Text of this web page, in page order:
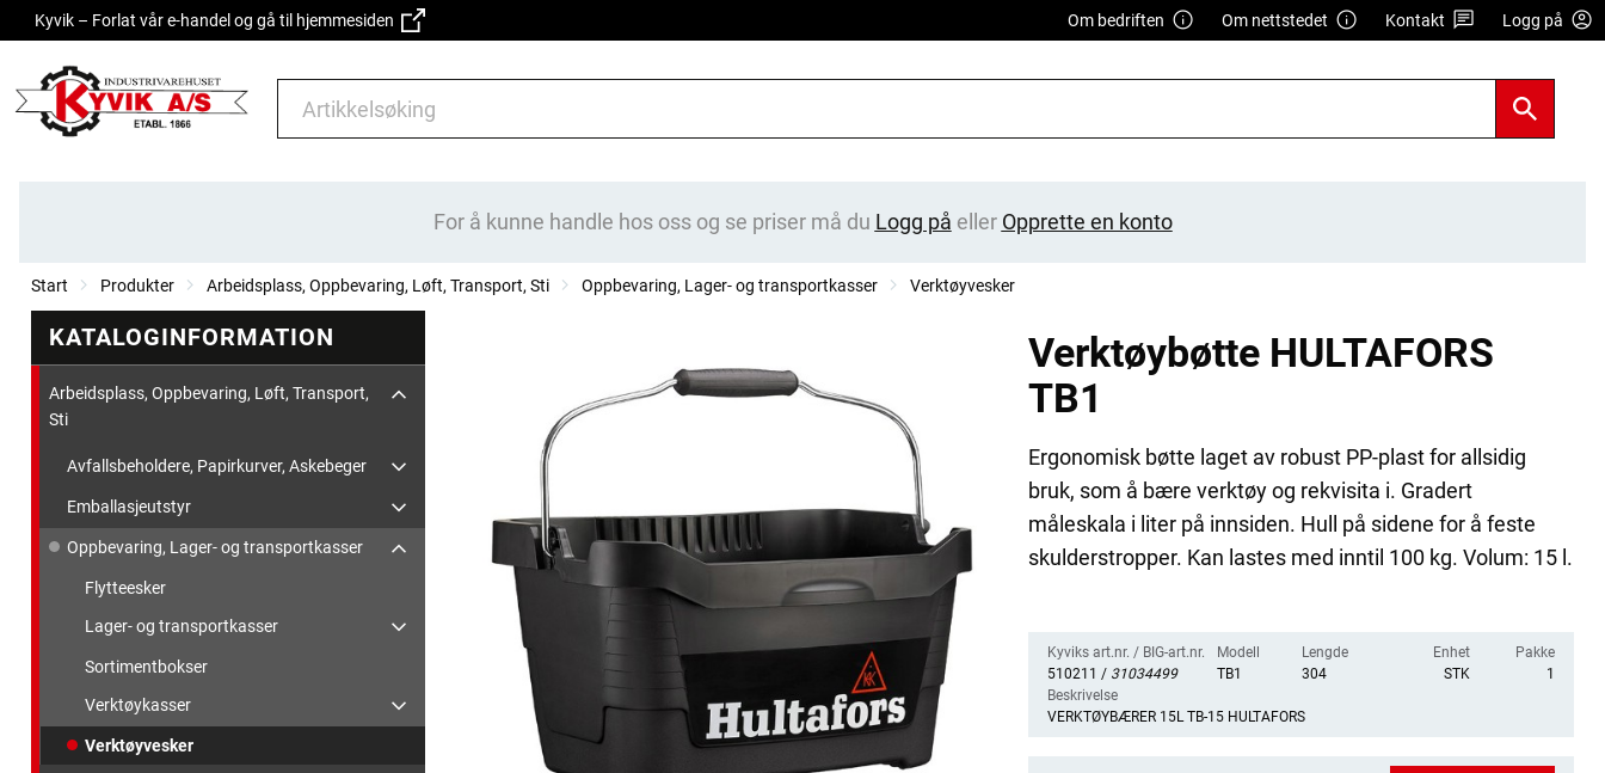
Kyvik – Forlat vår e-handel og gå til hjemmesiden Om bedriften Om nettstedet Kontakt Logg på
For å kunne handle hos oss og se priser må du Logg på eller Opprette en konto
Start Produkter Arbeidsplass, Oppbevaring, Løft, Transport, Sti Oppbevaring, Lager- og transportkasser Verktøyvesker
KATALOGINFORMATION
Arbeidsplass, Oppbevaring, Løft, Transport,
Sti
Avfallsbeholdere, Papirkurver, Askebeger
Emballasjeutstyr
Oppbevaring, Lager- og transportkasser
Flytteesker
Lager- og transportkasser
Sortimentbokser
Verktøykasser
Verktøyvesker
Verktøybøtte HULTAFORS
TB1
Ergonomisk bøtte laget av robust PP-plast for allsidig
bruk, som å bære verktøy og rekvisita i. Gradert
måleskala i liter på innsiden. Hull på sidene for å feste
skulderstropper. Kan lastes med inntil 100 kg. Volum: 15 l.
Kyviks art.nr. / BIG-art.nr.
510211 / 31034499
Modell
TB1
Lengde
304
Enhet
STK
Pakke
1
Beskrivelse
VERKTØYBÆRER 15L TB-15 HULTAFORS